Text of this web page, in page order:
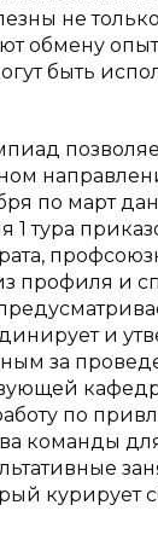
не
обмену
быть
по март
тура
профиля и
и
за
по
команды
курирует